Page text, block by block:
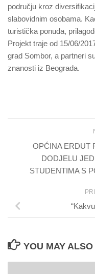
području kroz
slabovidnim osobama.
turistička ponuda,
Projekt traje od 15/06/
grad Sombor, a partneri
znanosti iz Beograda.
OPĆINA ERDUT
DODJELU
STUDENTIMA S
YOU MAY